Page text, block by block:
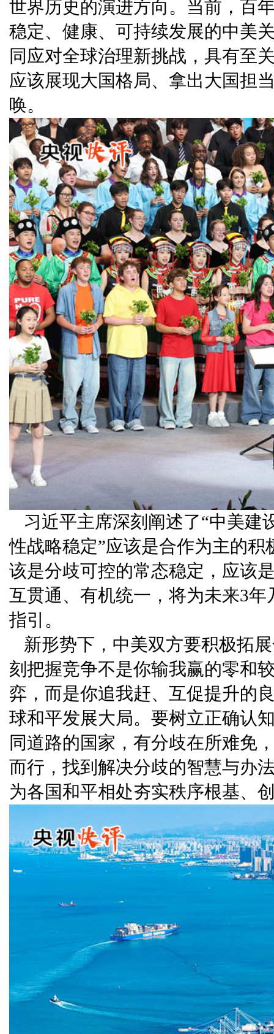
世界历史的演进方向。当前，百
稳定、健康、可持续发展的中美
同应对全球治理新挑战，具有至
应该展现大国格局、拿出大国担
唤。
习近平主席深刻阐述了“中美
性战略稳定”应该是合作为主的
该是分歧可控的常态稳定，应该
互贯通、有机统一，将为未来3
指引。
新形势下，中美双方要积极拓
刻把握竞争不是你输我赢的零和
弈，而是你追我赶、互促提升的
球和平发展大局。要树立正确认
同道路的国家，有分歧在所难免
而行，找到解决分歧的智慧与办
为各国和平相处夯实秩序根基、